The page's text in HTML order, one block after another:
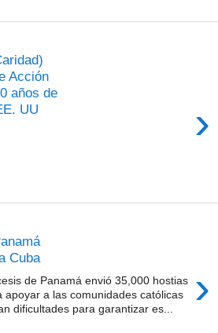
Acción
años de
UU
›
Cuba
›
de Panamá envió 35,000 hostias
apoyar a las comunidades católicas
dificultades para garantizar es...